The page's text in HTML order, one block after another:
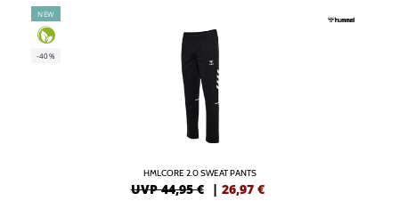
NEW
-40%
HMLCORE 2.0 SWEAT PANTS
UVP 44,95 € | 26,97 €